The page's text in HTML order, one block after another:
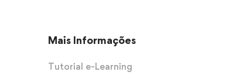
Mais Informações
Tutorial e-Learning